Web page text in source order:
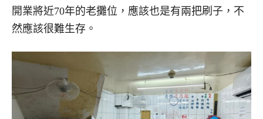
開業將近70年的老攤位，應該也是有兩把刷子，不
然應該很難生存。